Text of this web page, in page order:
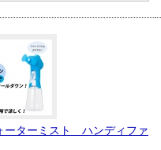
ーターミスト ハンディファ